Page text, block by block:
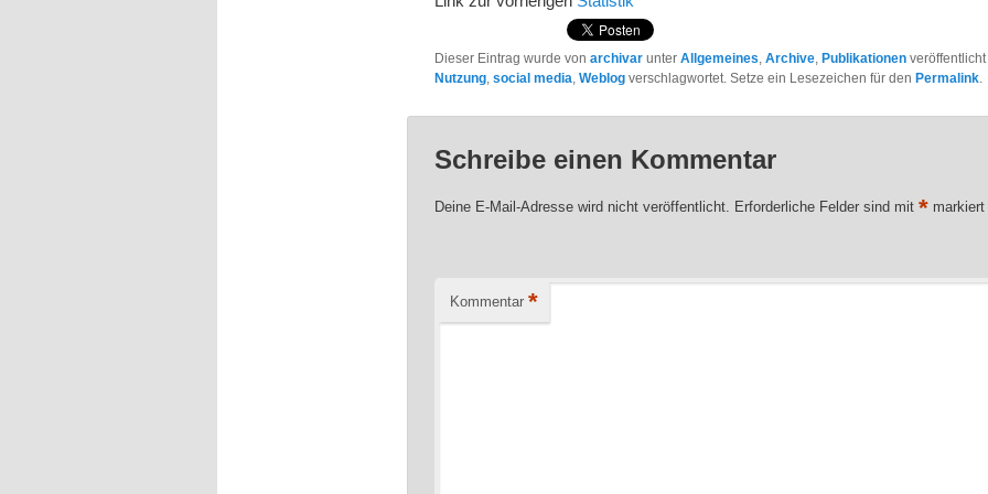
Dieser Eintrag wurde vonarchivar unterAllgemeines,Archive, Publikationen
Nutzung,social media,Weblog verschlagwortet. Setze ein Lesezeichen für den Permalink.
Schreibe einen Kommentar
Deine E-Mail-Adresse wird nicht veröffentlicht. Erforderliche Felder sind mit* markiert
Kommentar *